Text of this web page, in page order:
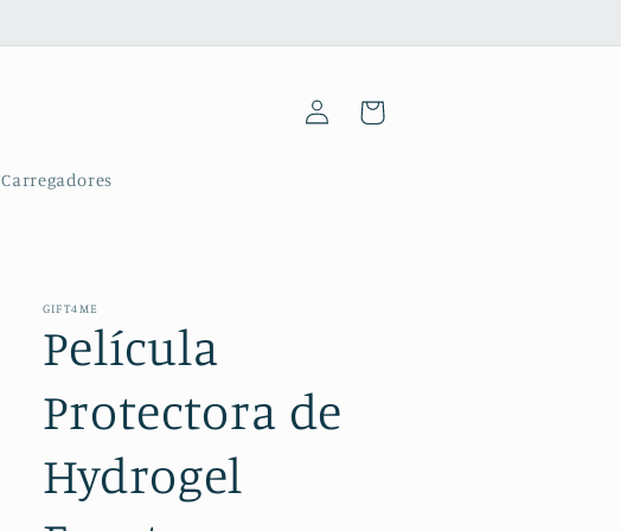
Carregadores
Iniciar
sessão
Carrinho
GIFT4ME
Película
Protectora de
Hydrogel